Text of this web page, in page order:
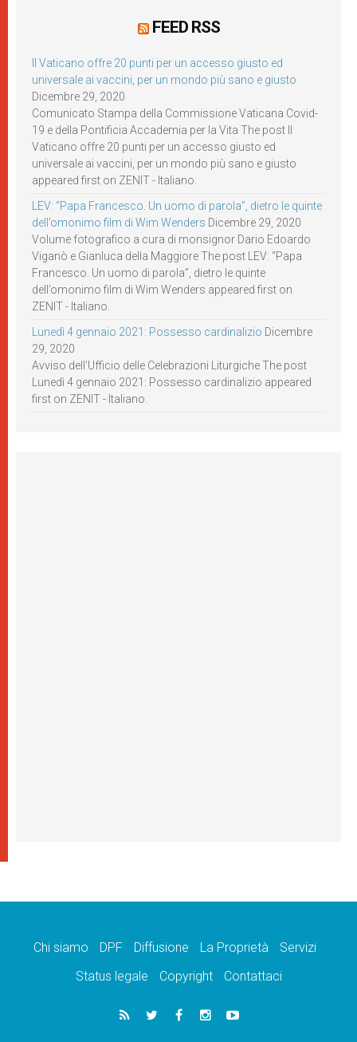
FEED RSS
Il Vaticano offre 20 punti per un accesso giusto ed
universale ai vaccini, per un mondo più sano e giusto
Dicembre 29, 2020
Comunicato Stampa della Commissione Vaticana Covid-
19 e della Pontificia Accademia per la Vita The post Il
Vaticano offre 20 punti per un accesso giusto ed
universale ai vaccini, per un mondo più sano e giusto
appeared first on ZENIT - Italiano.
LEV: “Papa Francesco. Un uomo di parola”, dietro le quinte
dell’omonimo film di Wim Wenders Dicembre 29, 2020
Volume fotografico a cura di monsignor Dario Edoardo
Viganò e Gianluca della Maggiore The post LEV: “Papa
Francesco. Un uomo di parola”, dietro le quinte
dell’omonimo film di Wim Wenders appeared first on
ZENIT - Italiano.
Lunedì 4 gennaio 2021: Possesso cardinalizio Dicembre
29, 2020
Avviso dell’Ufficio delle Celebrazioni Liturgiche The post
Lunedì 4 gennaio 2021: Possesso cardinalizio appeared
first on ZENIT - Italiano.
Chi siamo DPF Diffusione La Proprietà
Servizi
Status legale
Copyright Contattaci